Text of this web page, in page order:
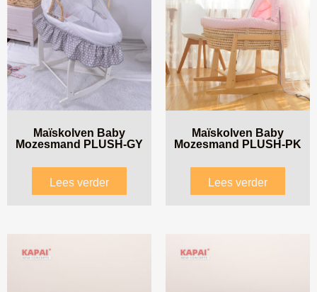
Maïskolven Baby
Mozesmand PLUSH-GY
Lees verder
Maïskolven Baby
Mozesmand PLUSH-PK
Lees verder